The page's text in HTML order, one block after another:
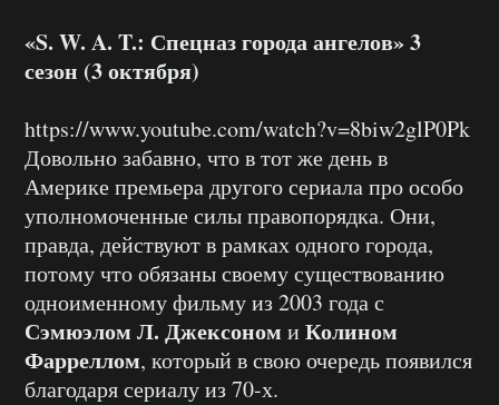
«S. W. A. T.: Спецназ города ангелов» 3
сезон (3 октября)
https://www.youtube.com/watch?v=8biw2glP0Pk
Довольно забавно, что в тот же день в
Америке премьера другого сериала про особо
уполномоченные силы правопорядка. Они,
правда, действуют в рамках одного города,
потому что обязаны своему существованию
одноименному фильму из 2003 года с
Сэмюэлом Л. Джексоном и Колином
Фарреллом, который в свою очередь появился
благодаря сериалу из 70-х.